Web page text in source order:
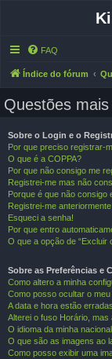
FAQ
Índice do fórum
Questões
Sobre o Login e o
Por que preciso registrar-
O que é a COPPA?
Por que não consigo me
Registrei-me mas não
Porque é que não consigo
Registrei-me
Esqueci a senha!
Por que entro
O que a opção de “Excluir
Sobre as Preferências e
Como altero a minha
Como posso ocultar o
A data e hora estão
Alterei o fuso Horário,
O idioma da minha
O que são as imagens ao
Como posso exibir uma